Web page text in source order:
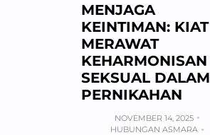
MENJAGA
KEINTIMAN: KIAT
MERAWAT
KEHARMONISAN
SEKSUAL DALAM
PERNIKAHAN
NOVEMBER 14, 2025
HUBUNGAN ASMARA